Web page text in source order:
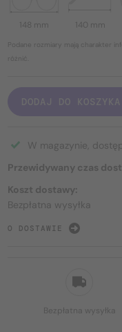
Bezpłatna wysyłka
148 mm 140 mm
Podane rozmiary mają charakter
różnić.
DODAJ DO KOSZYKA
W magazynie,
Przewidywany czas
Koszt dostawy:
Bezpłatna wysyłka
O DOSTAWIE